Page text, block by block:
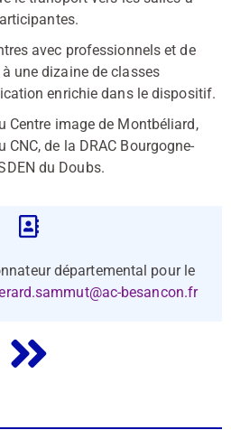
avec professionnels et de
une dizaine de classes
enrichie dans le dispositif.
Centre image de Montbéliard,
CNC, de la DRAC Bourgogne-
du Doubs.
départemental pour le
besancon.fr